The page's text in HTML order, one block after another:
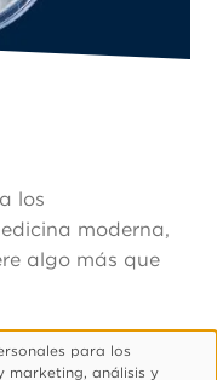
los
moderna,
algo más que
para los
marketing, análisis y